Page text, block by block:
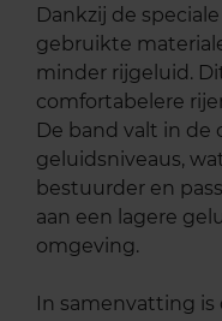
Dankzij de
gebruikte
minder rijgeluid.
comfortabelere
De band valt in de
geluidsniveaus,
bestuurder en
aan een lagere
omgeving.
In samenvatting is